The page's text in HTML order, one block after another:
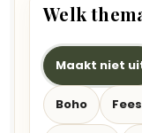
Welk
Maakt niet
Boho